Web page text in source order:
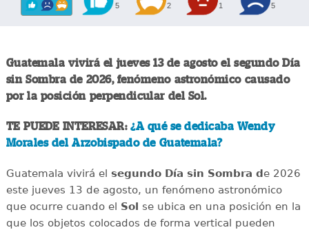
5 2 1 5
Guatemala vivirá el jueves 13 de agosto el segundo Día
sin Sombra de 2026, fenómeno astronómico causado
por la posición perpendicular del Sol.
TE PUEDE INTERESAR:¿A qué se dedicaba Wendy
Morales del Arzobispado de Guatemala?
Guatemala vivirá el segundo Día sin Sombra de 2026
este jueves 13 de agosto, un fenómeno astronómico
que ocurre cuando el Sol se ubica en una posición en la
que los objetos colocados de forma vertical pueden